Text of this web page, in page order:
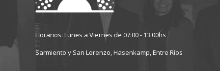
Horarios: Lunes a Viernes de 07:00 - 13:00hs
Sarmiento y San Lorenzo, Hasenkamp, Entre Ríos